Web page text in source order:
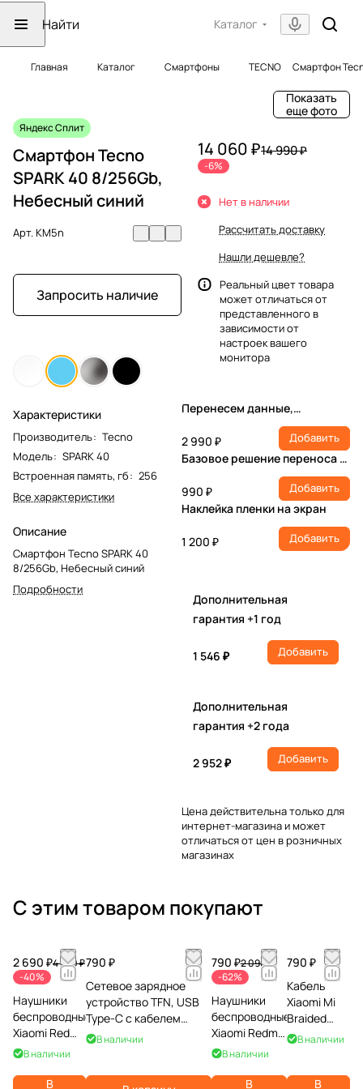
Каталог
Главная Каталог Смартфоны TECNO Смартфон
Показать
еще фото
Яндекс Сплит
Смартфон Tecno
SPARK 40 8/256Gb,
Небесный синий
Арт.KM5n
Запросить наличие
Характеристики
Производитель: Tecno
Модель: SPARK 40
Встроенная память, гб: 256
Все характеристики
Описание
Смартфон Tecno SPARK 40
8/256Gb, Небесный синий
Подробности
14 060 ₽14 990 ₽
-6%
Нет в наличии
Рассчитать доставку
Нашли дешевле?
Реальный цвет товара
может отличаться от
представленного в
зависимости от
настроек вашего
монитора
Перенесем данные,
настроим учетную запись,
установим ПО
2 990 ₽ Добавить
Базовое решение переноса и
990 ₽
Добавить
Наклейка пленки на экран
1 200 ₽ Добавить
Дополнительная
гарантия +1 год
1 546 ₽ Добавить
Дополнительная
гарантия +2 года
2 952 ₽ Добавить
Цена действительна только для
интернет-магазина и может
отличаться от цен в розничных
магазинах
С этим товаром покупают
2 690 ₽4 490 ₽
-40%
Наушники
беспроводные
Xiaomi Redmi
Buds 6,
В наличии
В
790 ₽
Сетевое зарядное
устройство TFN, USB
Type-C с кабелем
Type-C to Lightning,
В наличии
790 ₽2 090 ₽
-62%
Наушники
беспроводные
Xiaomi Redmi
Buds 4 Lite,
В наличии
В
790 ₽
Кабель
Xiaomi Mi
Braided
USB Type-C
В наличии
В